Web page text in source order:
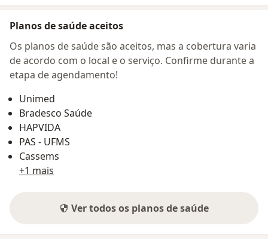
Planos de saúde aceitos
Os planos de saúde são aceitos, mas a cobertura varia
de acordo com o local e o serviço. Confirme durante a
etapa de agendamento!
Unimed
Bradesco Saúde
HAPVIDA
PAS - UFMS
Cassems
+1 mais
Ver todos os planos de saúde